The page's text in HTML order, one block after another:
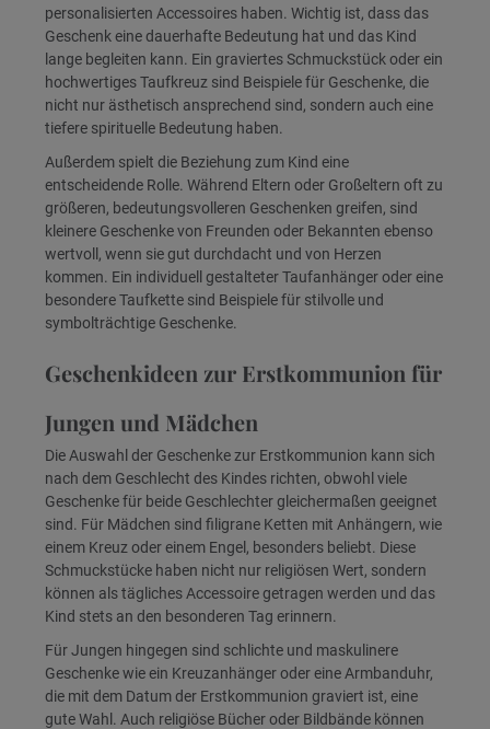
personalisierten Accessoires haben. Wichtig ist, dass das
Geschenk eine dauerhafte Bedeutung hat und das Kind
lange begleiten kann. Ein graviertes Schmuckstück oder ein
hochwertiges Taufkreuz sind Beispiele für Geschenke, die
nicht nur ästhetisch ansprechend sind, sondern auch eine
tiefere spirituelle Bedeutung haben.
Außerdem spielt die Beziehung zum Kind eine
entscheidende Rolle. Während Eltern oder Großeltern oft zu
größeren, bedeutungsvolleren Geschenken greifen, sind
kleinere Geschenke von Freunden oder Bekannten ebenso
wertvoll, wenn sie gut durchdacht und von Herzen
kommen. Ein individuell gestalteter Taufanhänger oder eine
besondere Taufkette sind Beispiele für stilvolle und
symbolträchtige Geschenke.
Geschenkideen zur Erstkommunion für
Jungen und Mädchen
Die Auswahl der Geschenke zur Erstkommunion kann sich
nach dem Geschlecht des Kindes richten, obwohl viele
Geschenke für beide Geschlechter gleichermaßen geeignet
sind. Für Mädchen sind filigrane Ketten mit Anhängern, wie
einem Kreuz oder einem Engel, besonders beliebt. Diese
Schmuckstücke haben nicht nur religiösen Wert, sondern
können als tägliches Accessoire getragen werden und das
Kind stets an den besonderen Tag erinnern.
Für Jungen hingegen sind schlichte und maskulinere
Geschenke wie ein Kreuzanhänger oder eine Armbanduhr,
die mit dem Datum der Erstkommunion graviert ist, eine
gute Wahl. Auch religiöse Bücher oder Bildbände können